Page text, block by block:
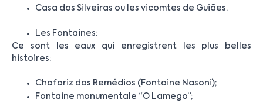
Casa dos Silveiras ou les vicomtes de Guiães.
Les Fontaines:
Ce sont les eaux qui enregistrent les plus belles
histoires:
Chafariz dos Remédios (Fontaine Nasoni);
Fontaine monumentale “O Lamego”;